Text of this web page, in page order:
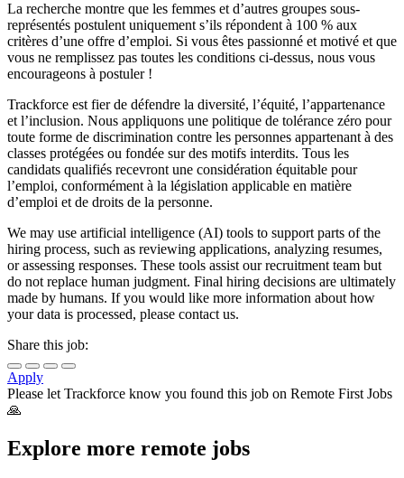
La recherche montre que les femmes et d’autres groupes sous-
représentés postulent uniquement s’ils répondent à 100 % aux
critères d’une offre d’emploi. Si vous êtes passionné et motivé et que
vous ne remplissez pas toutes les conditions ci-dessus, nous vous
encourageons à postuler !
Trackforce est fier de défendre la diversité, l’équité, l’appartenance
et l’inclusion. Nous appliquons une politique de tolérance zéro pour
toute forme de discrimination contre les personnes appartenant à des
classes protégées ou fondée sur des motifs interdits. Tous les
candidats qualifiés recevront une considération équitable pour
l’emploi, conformément à la législation applicable en matière
d’emploi et de droits de la personne.
We may use artificial intelligence (AI) tools to support parts of the
hiring process, such as reviewing applications, analyzing resumes,
or assessing responses. These tools assist our recruitment team but
do not replace human judgment. Final hiring decisions are ultimately
made by humans. If you would like more information about how
your data is processed, please contact us.
Share this job:
Apply
Please let Trackforce know you found this job on Remote First Jobs
🙏
Explore more remote jobs